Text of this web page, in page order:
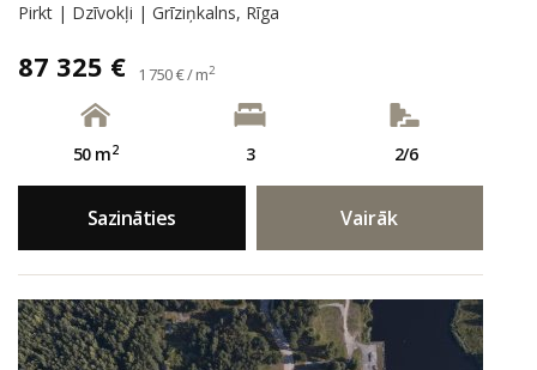
Pirkt | Dzīvokļi | Grīziņkalns, Rīga
87 325 € 1 750 € / m2
50 m2 3 2/6
Sazināties Vairāk